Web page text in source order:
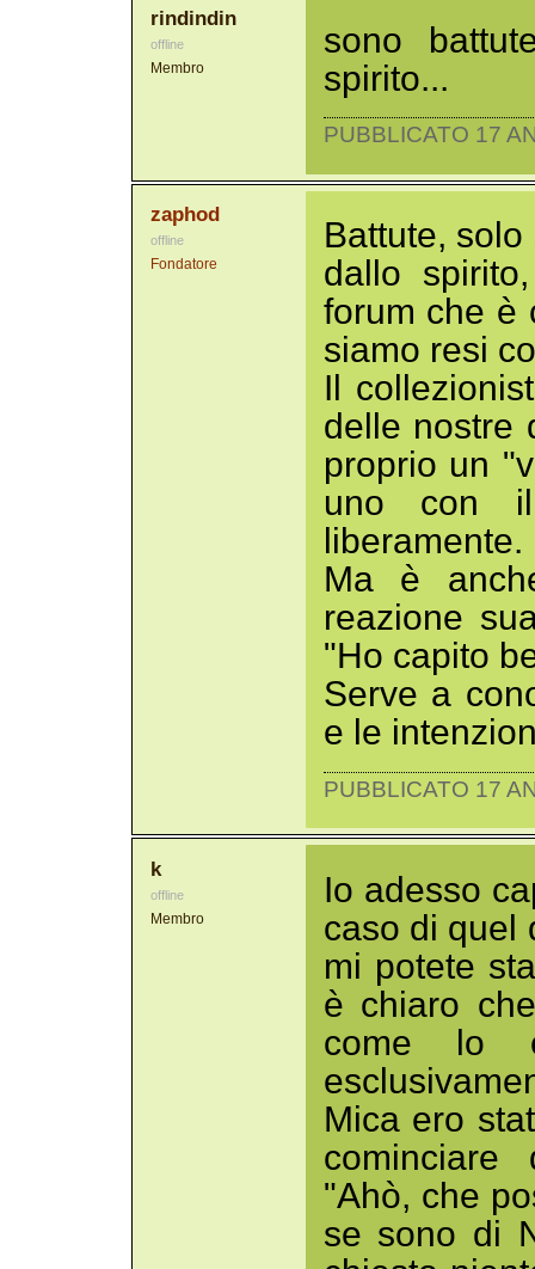
rindindin
offline
Membro
sono
spirito...
PUBBLICATO 17
zaphod
offline
Fondatore
Battute,
dallo
forum che è
siamo resi
Il
delle nostre
proprio un
uno con
liberamente.
Ma è
reazione
"Ho capito
Serve a
e le
PUBBLICATO 17
k
offline
Membro
Io adesso
caso di quel
mi potete
è chiaro
come lo
Mica ero
cominciare
"Ahò, che
se sono di